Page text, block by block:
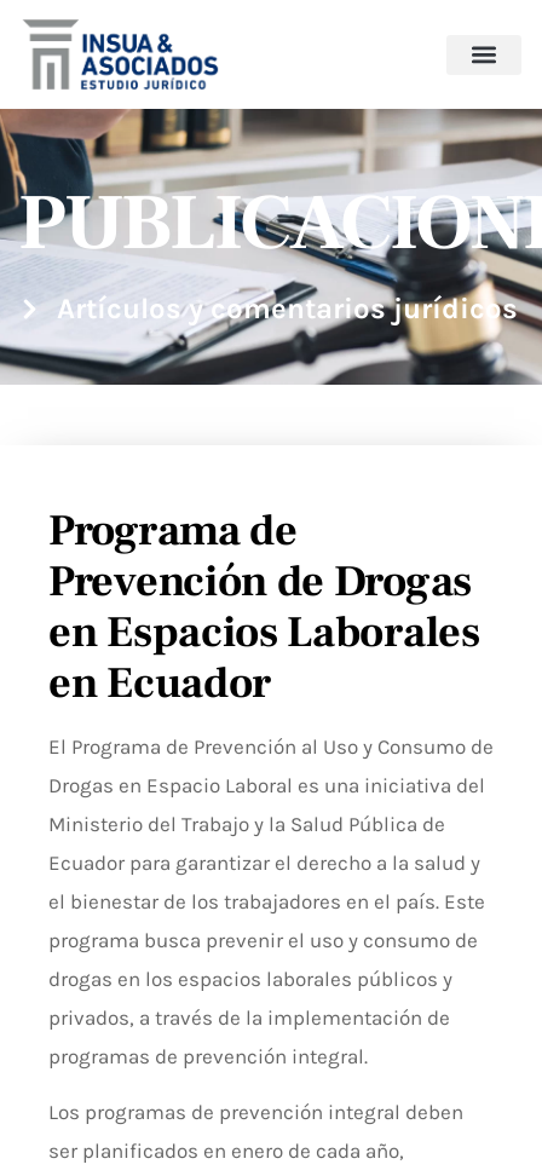
Artículos y comentarios jurídicos
Programa de
Prevención de Drogas
en Espacios Laborales
en Ecuador
El Programa de Prevención al Uso y Consumo de
Drogas en Espacio Laboral es una iniciativa del
Ministerio del Trabajo y la Salud Pública de
Ecuador para garantizar el derecho a la salud y
el bienestar de los trabajadores en el país. Este
programa busca prevenir el uso y consumo de
drogas en los espacios laborales públicos y
privados, a través de la implementación de
programas de prevención integral.
Los programas de prevención integral deben
ser planificados en enero de cada año,